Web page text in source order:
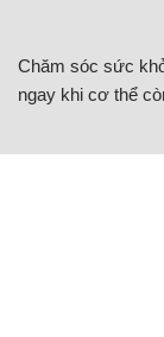
Chăm sóc sức
ngay khi cơ thể